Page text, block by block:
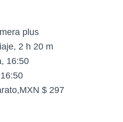
plus
2 h 20 m
16:50
$ 297